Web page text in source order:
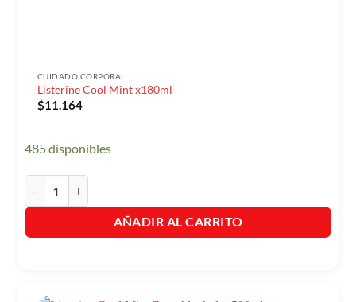
CUIDADO CORPORAL
Listerine Cool Mint x180ml
$11.164
485 disponibles
AÑADIR AL CARRITO